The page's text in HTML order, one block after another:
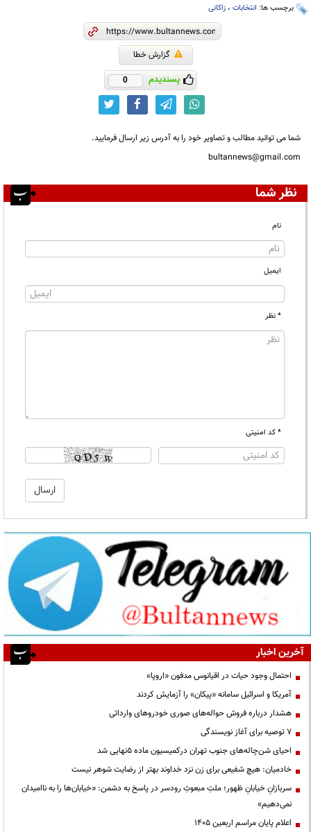
برچسب ها: انتخابات ، زاکانی
گزارش خطا
پسندیدم 0
شما می توانید مطالب و تصاویر خود را به آدرس زیر ارسال فرمایید.
bultannews@gmail.com
نظر شما
نام
ایمیل
* نظر
* کد امنیتی
آخرین اخبار
احتمال وجود حیات در اقیانوس مدفون «اروپا»
آمریکا و اسرائیل سامانه «پیکان» را آزمایش کردند
هشدار درباره فروش حواله‌های صوری خودروهای وارداتی
۷ توصیه برای آغاز نویسندگی
احیای شن‌چاله‌های جنوب تهران درکمیسیون ماده ۵نهایی شد
خادمیان: هیچ شفیعی برای زن نزد خداوند بهتر از رضایت شوهر نیست
سربازانِ خیابانِ ظهور؛ ملتِ مبعوثِ رودسر در پاسخ به دشمن: «خیابان‌ها را به ناامیدان
نمی‌دهیم»
اعلام پایان مراسم اربعین ۱۴۰۵